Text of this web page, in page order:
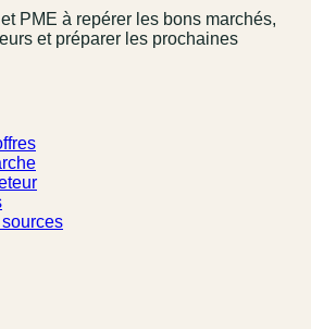
PME à repérer les bons marchés,
et préparer les prochaines